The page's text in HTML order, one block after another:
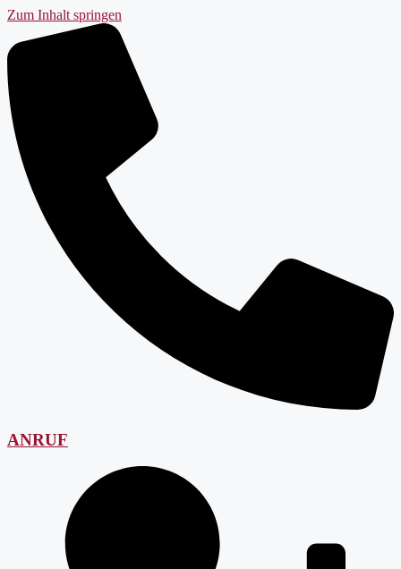
Zum Inhalt springen
ANRUF